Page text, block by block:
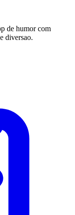
de humor com
diversao.